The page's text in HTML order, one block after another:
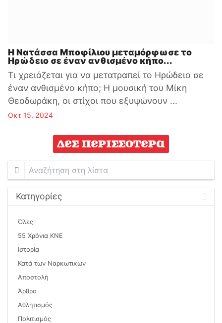
Η Νατάσσα Μποφίλιου μεταμόρφωσε το
Ηρώδειο σε έναν ανθισμένο κήπο...
Τι χρειάζεται για να μετατραπεί το Ηρώδειο σε
έναν ανθισμένο κήπο; Η μουσική του Μίκη
Θεοδωράκη, οι στίχοι που εξυψώνουν ...
Οκτ 15, 2024
Δες περισσότερα
Αναζήτηση
στη
λίστα
Κατηγορίες
Όλες
55 Χρόνια ΚΝΕ
Ιστορία
Κατά των Ναρκωτικών
Αποστολή
Άρθρο
Αθλητισμός
Πολιτισμός